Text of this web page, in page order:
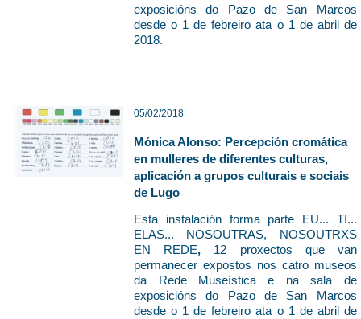
exposicións do Pazo de San Marcos
desde o 1 de febreiro ata o 1 de abril de
2018.
05/02/2018
Mónica Alonso: Percepción cromática
en mulleres de diferentes culturas,
aplicación a grupos culturais e sociais
de Lugo
Esta instalación forma parte
EU... TI...
ELAS... NOSOUTRAS, NOSOUTRXS
EN REDE, 12 proxectos que van
permanecer expostos nos catro museos
da Rede Museística e na sala de
exposicións do Pazo de San Marcos
desde o 1 de febreiro ata o 1 de abril de